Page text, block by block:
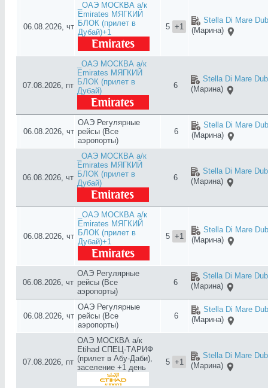
06.08.2026, чт
_ОАЭ МОСКВА а/к
Emirates МЯГКИЙ
БЛОК (прилет в
Дубай)+1
5 +1
Stella Di Mare
(Марина)
07.08.2026, пт
_ОАЭ МОСКВА а/к
Emirates МЯГКИЙ
БЛОК (прилет в
Дубай)
6
Stella Di Mare
(Марина)
06.08.2026, чт
ОАЭ Регулярные
рейсы (Все
аэропорты)
6
Stella Di Mare
(Марина)
06.08.2026, чт
_ОАЭ МОСКВА а/к
Emirates МЯГКИЙ
БЛОК (прилет в
Дубай)
6
Stella Di Mare
(Марина)
06.08.2026, чт
_ОАЭ МОСКВА а/к
Emirates МЯГКИЙ
БЛОК (прилет в
Дубай)+1
5 +1
Stella Di Mare
(Марина)
06.08.2026, чт
ОАЭ Регулярные
рейсы (Все
аэропорты)
6
Stella Di Mare
(Марина)
06.08.2026, чт
ОАЭ Регулярные
рейсы (Все
аэропорты)
6
Stella Di Mare
(Марина)
07.08.2026, пт
ОАЭ МОСКВА а/к
Etihad СПЕЦ-ТАРИФ
(прилет в Абу-Даби),
заселение +1 день
5 +1
Stella Di Mare
(Марина)